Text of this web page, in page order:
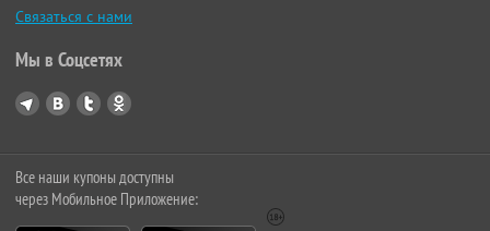
Связаться с нами
Мы в Соцсетях
Все наши купоны доступны
через Мобильное Приложение: